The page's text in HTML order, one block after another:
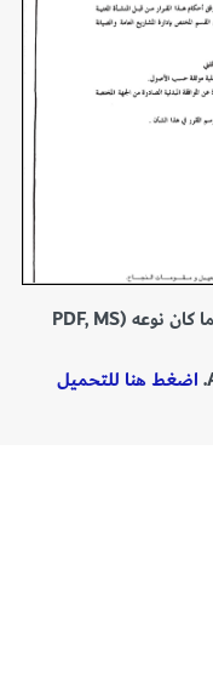
الحجم الأقصى القابل للتنزيل لأي ملف مهما كان نوعه (PDF, MS
اضغط هنا للتحميل